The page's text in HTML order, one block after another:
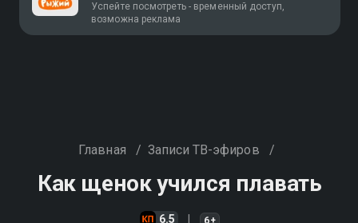
Успейте посмотреть - временный доступ,
возможна реклама
Главная / Записи ТВ-эфиров /
Как щенок учился плавать
6.5 6+